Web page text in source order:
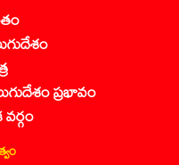
ప్రభావం